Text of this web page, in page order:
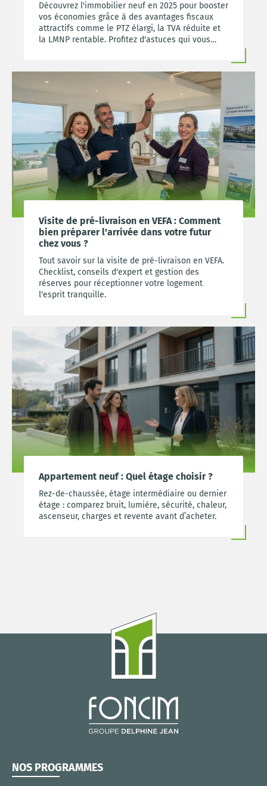
Découvrez l'immobilier neuf en 2025 pour booster
vos économies grâce à des avantages fiscaux
attractifs comme le PTZ élargi, la TVA réduite et
la LMNP rentable. Profitez d'astuces qui vous
Visite de pré-livraison en VEFA : Comment
bien préparer l'arrivée dans votre futur
chez vous ?
Tout savoir sur la visite de pré-livraison en VEFA.
Checklist, conseils d'expert et gestion des
réserves pour réceptionner votre logement
l'esprit tranquille.
Appartement neuf : Quel étage choisir ?
Rez-de-chaussée, étage intermédiaire ou dernier
étage : comparez bruit, lumière, sécurité, chaleur,
ascenseur, charges et revente avant d’acheter.
NOS PROGRAMMES